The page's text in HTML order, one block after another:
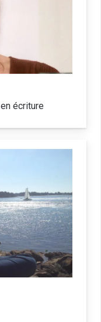
écriture